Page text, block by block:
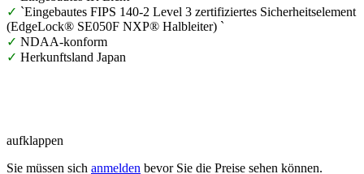
✓ `Eingebautes FIPS 140-2 Level 3 zertifiziertes Sicherheitselement
(EdgeLock® SE050F NXP® Halbleiter) `
✓ NDAA-konform
✓ Herkunftsland Japan
aufklappen
Sie müssen sich anmelden bevor Sie die Preise sehen können.